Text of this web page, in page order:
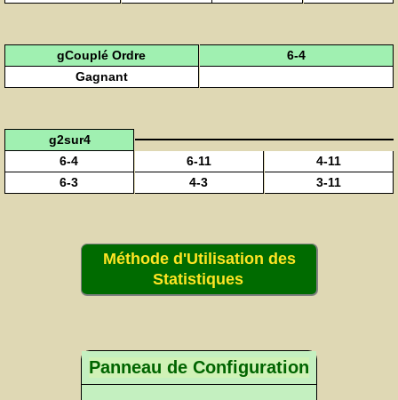
gCouplé Ordre
6-4
Gagnant
g2sur4
6-4
6-11
4-11
6-3
4-3 3-11
Méthode d'Utilisation des
Statistiques
Panneau de Configuration